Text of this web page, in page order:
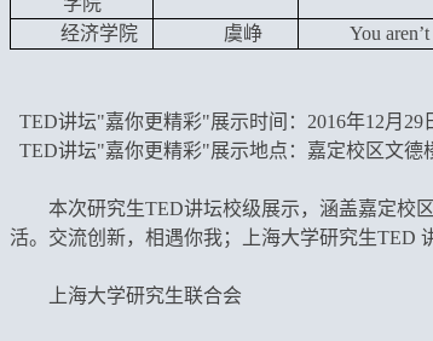
经济学院 虞峥 You aren’t
TED讲坛"嘉你更精彩"展示时间：2016年12月29
TED讲坛"嘉你更精彩"展示地点：嘉定校区文德
本次研究生TED讲坛校级展示，涵盖嘉定校
活。 交流创新，相遇你我；上海大学研究生TED
上海大学研究生联合会